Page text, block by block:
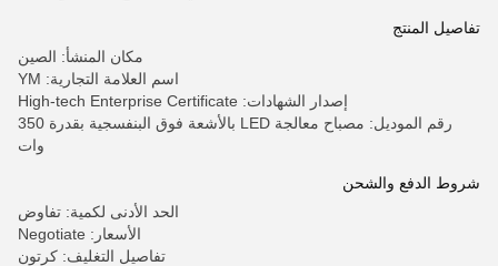
تفاصيل المنتج
مكان المنشأ: الصين
اسم العلامة التجارية: YM
إصدار الشهادات: High-tech Enterprise Certificate
رقم الموديل: مصباح معالجة LED بالأشعة فوق البنفسجية بقدرة 350
وات
شروط الدفع والشحن
الحد الأدنى لكمية: تفاوض
الأسعار: Negotiate
تفاصيل التغليف: كرتون